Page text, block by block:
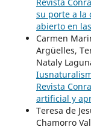
su porte a la
abierto en
Carmen
Argüelles,
Nataly
Revista
artificial y
Teresa de
Chamorro